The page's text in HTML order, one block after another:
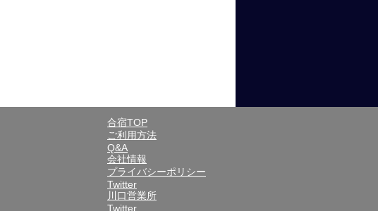
合宿TOP
ご利用方法
Q&A
会社情報
プライバシーポリシー
Twitter
川口営業所
Twitter